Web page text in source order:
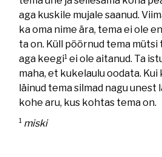
aga kuskile mujale saanud.
ka oma nime ära, tema ei ole
ta on. Küll pöörnud tema mütsi
aga keegi1 ei ole aitanud. Ta
maha, et kukelaulu oodata. Kui
läinud tema silmad nagu unest
kohe aru, kus kohtas tema on.
1 miski